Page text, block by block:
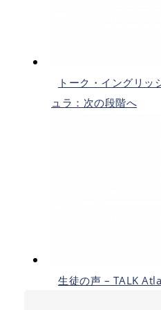
トーク・イングリッ
ュラ：次の段階へ
生徒の声 – TALK